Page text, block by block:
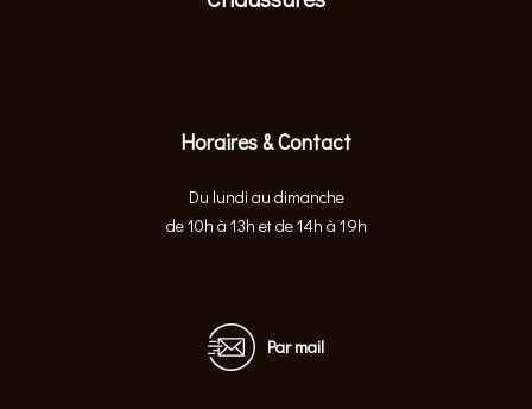
Horaires & Contact
Du lundi au dimanche
de 10h à 13h et de 14h à 19h
Par mail